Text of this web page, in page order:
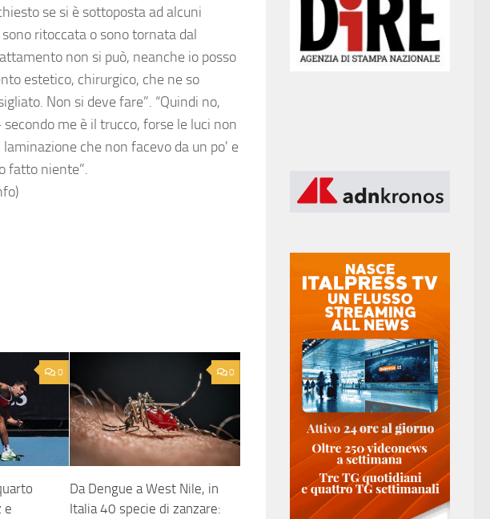
se si è sottoposta ad alcuni
ritoccata o sono tornata dal
non si può, neanche io posso
estetico, chirurgico, che ne so
Non si deve fare”. “Quindi no,
me è il trucco, forse le luci non
che non facevo da un po' e
fatto niente”.
0
e
0
Da Dengue a West Nile, in
Italia 40 specie di zanzare: